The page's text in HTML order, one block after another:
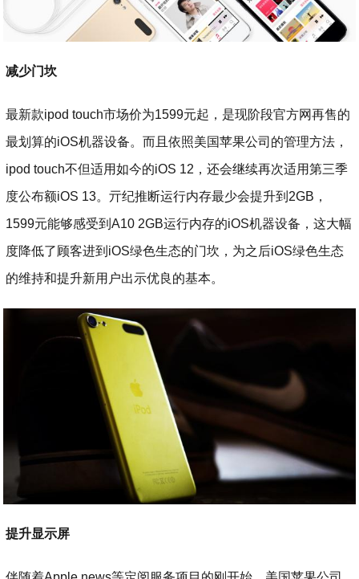
减少门坎
最新款ipod touch市场价为1599元起，是现阶段官方网再售的
最划算的iOS机器设备。而且依照美国苹果公司的管理方法，
ipod touch不但适用如今的iOS 12，还会继续再次适用第三季
度公布额iOS 13。亓纪推断运行内存最少会提升到2GB，
1599元能够感受到A10 2GB运行内存的iOS机器设备，这大幅
度降低了顾客进到iOS绿色生态的门坎，为之后iOS绿色生态
的维持和提升新用户出示优良的基本。
提升显示屏